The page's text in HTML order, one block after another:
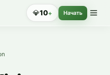
💎10+ Начать